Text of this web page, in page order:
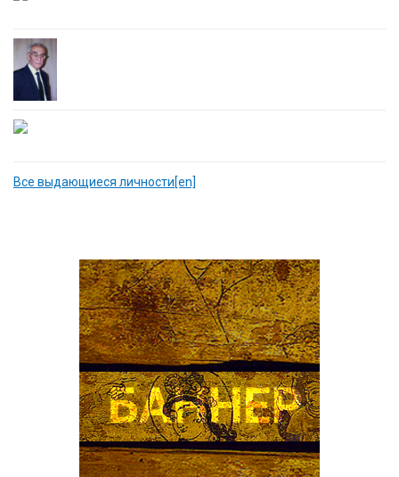
Все выдающиеся личности[en]